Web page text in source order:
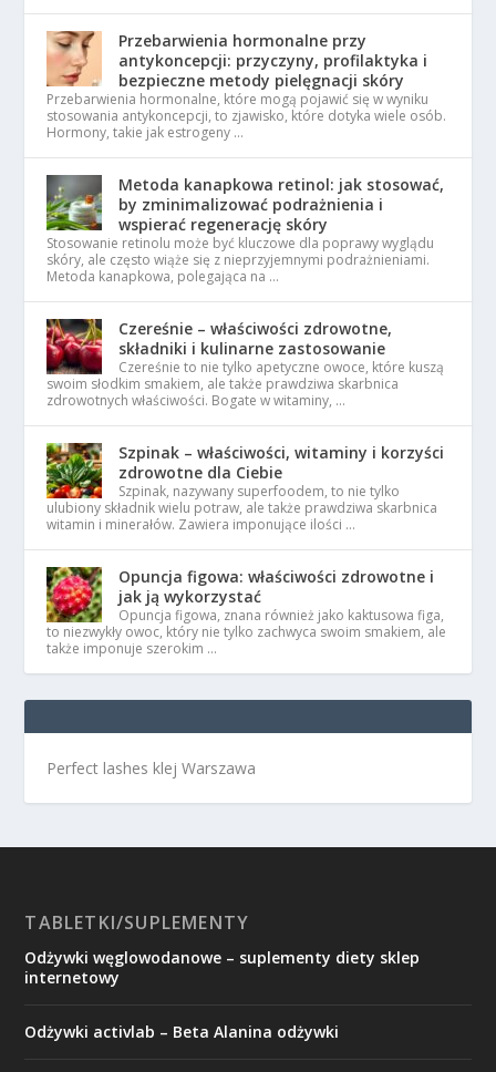
Przebarwienia hormonalne przy
antykoncepcji: przyczyny, profilaktyka i
bezpieczne metody pielęgnacji skóry
Przebarwienia hormonalne, które mogą pojawić się w wyniku
stosowania antykoncepcji, to zjawisko, które dotyka wiele osób.
Hormony, takie jak estrogeny …
Metoda kanapkowa retinol: jak stosować,
by zminimalizować podrażnienia i
wspierać regenerację skóry
Stosowanie retinolu może być kluczowe dla poprawy wyglądu
skóry, ale często wiąże się z nieprzyjemnymi podrażnieniami.
Metoda kanapkowa, polegająca na …
Czereśnie – właściwości zdrowotne,
składniki i kulinarne zastosowanie
Czereśnie to nie tylko apetyczne owoce, które kuszą
swoim słodkim smakiem, ale także prawdziwa skarbnica
zdrowotnych właściwości. Bogate w witaminy, …
Szpinak – właściwości, witaminy i korzyści
zdrowotne dla Ciebie
Szpinak, nazywany superfoodem, to nie tylko
ulubiony składnik wielu potraw, ale także prawdziwa skarbnica
witamin i minerałów. Zawiera imponujące ilości …
Opuncja figowa: właściwości zdrowotne i
jak ją wykorzystać
Opuncja figowa, znana również jako kaktusowa figa,
to niezwykły owoc, który nie tylko zachwyca swoim smakiem, ale
także imponuje szerokim …
Perfect lashes klej Warszawa
TABLETKI/SUPLEMENTY
Odżywki węglowodanowe – suplementy diety sklep
internetowy
Odżywki activlab – Beta Alanina odżywki